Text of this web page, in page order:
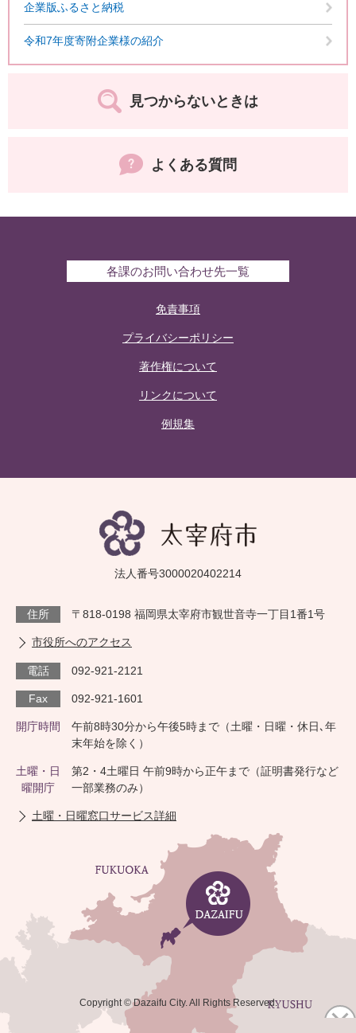
企業版ふるさと納税
令和7年度寄附企業様の紹介
見つからないときは
よくある質問
各課のお問い合わせ先一覧
免責事項
プライバシーポリシー
著作権について
リンクについて
例規集
法人番号3000020402214
住所 〒818-0198 福岡県太宰府市観世音寺一丁目1番1号
市役所へのアクセス
電話 092-921-2121
Fax 092-921-1601
開庁時間
午前8時30分から午後5時まで（土曜・日曜・休日､年
末年始を除く）
土曜・日
曜開庁
第2・4土曜日 午前9時から正午まで（証明書発行など
一部業務のみ）
土曜・日曜窓口サービス詳細
Copyright © Dazaifu City. All Rights Reserved.